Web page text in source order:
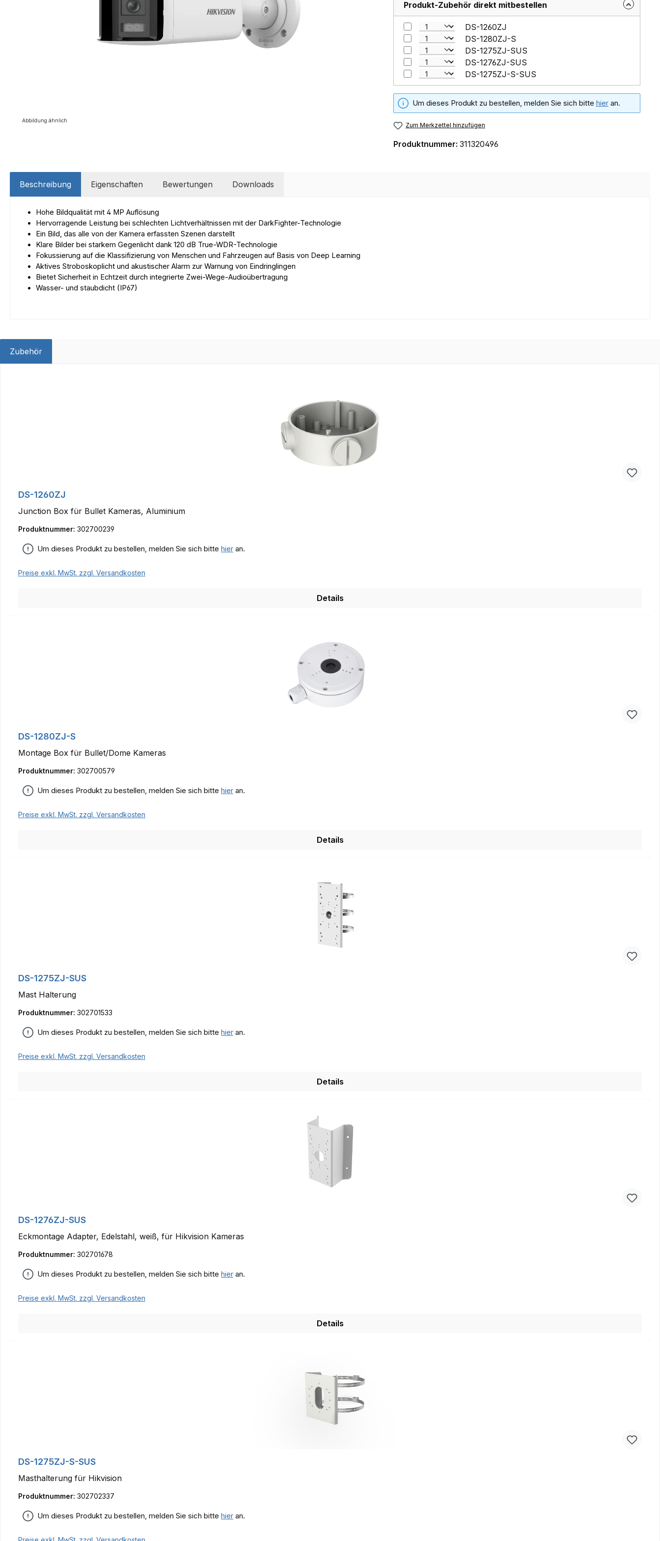
Abbildung ähnlich
Produkt-Zubehör direkt mitbestellen
DS-1260ZJ
DS-1280ZJ-S
DS-1275ZJ-SUS
DS-1276ZJ-SUS
DS-1275ZJ-S-SUS
Um dieses Produkt zu bestellen, melden Sie sich bitte hieran.
Zum Merkzettel hinzufügen
Produktnummer: 311320496
Beschreibung Eigenschaften Bewertungen Downloads
Hohe Bildqualität mit 4 MP Auflösung
Hervorragende Leistung bei schlechten Lichtverhältnissen mit der DarkFighter-Technologie
Ein Bild, das alle von der Kamera erfassten Szenen darstellt
Klare Bilder bei starkem Gegenlicht dank 120 dB True-WDR-Technologie
Fokussierung auf die Klassifizierung von Menschen und Fahrzeugen auf Basis von Deep Learning
Aktives Stroboskoplicht und akustischer Alarm zur Warnung von Eindringlingen
Bietet Sicherheit in Echtzeit durch integrierte Zwei-Wege-Audioübertragung
Wasser- und staubdicht (IP67)
Zubehör
DS-1260ZJ
Junction Box für Bullet Kameras, Aluminium
Produktnummer: 302700239
Um dieses Produkt zu bestellen, melden Sie sich bitte hier an.
Preise exkl. MwSt. zzgl. Versandkosten
Details
DS-1280ZJ-S
Montage Box für Bullet/Dome Kameras
Produktnummer: 302700579
Um dieses Produkt zu bestellen, melden Sie sich bitte hier an.
Preise exkl. MwSt. zzgl. Versandkosten
Details
DS-1275ZJ-SUS
Mast Halterung
Produktnummer: 302701533
Um dieses Produkt zu bestellen, melden Sie sich bitte hier an.
Preise exkl. MwSt. zzgl. Versandkosten
Details
DS-1276ZJ-SUS
Eckmontage Adapter, Edelstahl, weiß, für Hikvision Kameras
Produktnummer: 302701678
Um dieses Produkt zu bestellen, melden Sie sich bitte hier an.
Preise exkl. MwSt. zzgl. Versandkosten
Details
DS-1275ZJ-S-SUS
Masthalterung für Hikvision
Produktnummer: 302702337
Um dieses Produkt zu bestellen, melden Sie sich bitte hier an.